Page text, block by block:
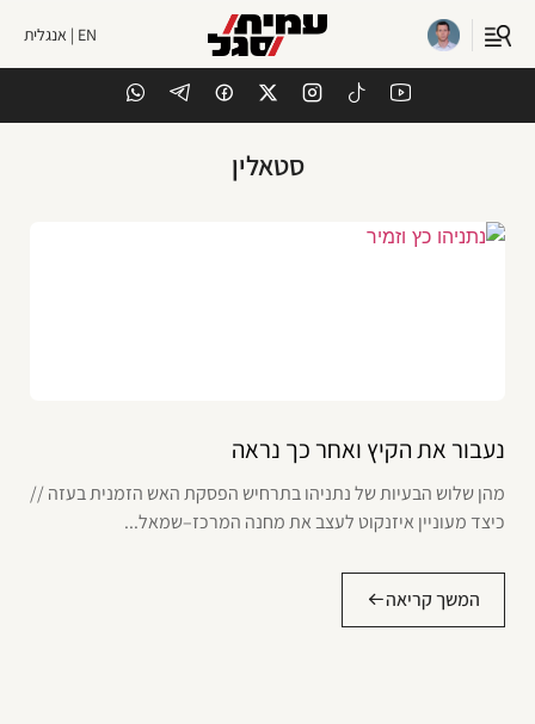
EN | אנגלית
סטאלין
נעבור את הקיץ ואחר כך נראה
מהן שלוש הבעיות של נתניהו בתרחיש הפסקת האש הזמנית בעזה //
כיצד מעוניין איזנקוט לעצב את מחנה המרכז–שמאל...
המשך קריאה